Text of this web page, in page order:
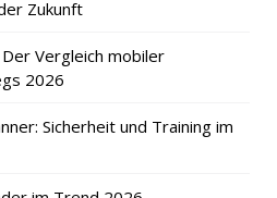
Zukunft
Vergleich mobiler
2026
Sicherheit und Training im